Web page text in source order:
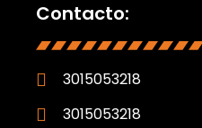
Contacto:
3015053218
3015053218